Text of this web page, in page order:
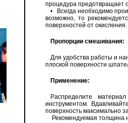
процедура предотвращает
•
Всегда необходимо
возможно, то
поверхностей от окисления.
Пропорции
Для удобства работы и
плоской поверхности
Применение:
Распределите
инструментом.
поверхность максимально
Рекомендуемая толщина